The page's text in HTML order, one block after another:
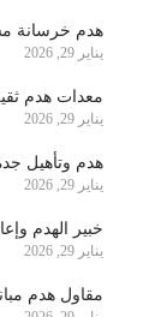
هدم خرسانة
يناير 29, 2026
معدات هدم
يناير 29, 2026
هدم وتأهيل
يناير 29, 2026
خبير الهدم
يناير 29, 2026
مقاول هدم